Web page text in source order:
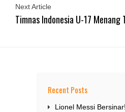
Next Article
Timnas Indonesia U-17 Menang
Recent Posts
Lionel Messi